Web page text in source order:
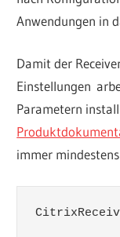
Anwendungen in
Damit der
Einstellungen
Parametern
immer